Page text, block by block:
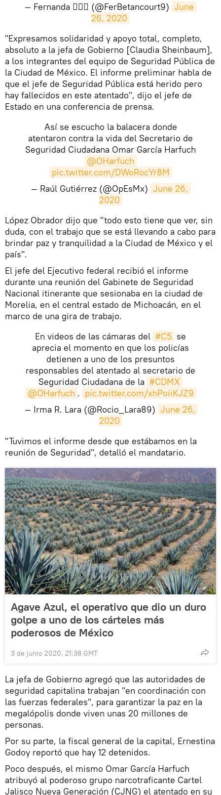
— Fernanda 🙋🏻‍♀️ (@FerBetancourt9) June
26, 2020
"Expresamos solidaridad y apoyo total, completo,
absoluto a la jefa de Gobierno [Claudia Sheinbaum],
a los integrantes del equipo de Seguridad Pública de
la Ciudad de México. El informe preliminar habla de
que el jefe de Seguridad Pública está herido pero
hay fallecidos en este atentado", dijo el jefe de
Estado en una conferencia de prensa.
Así se escucho la balacera donde
atentaron contra la vida del Secretario de
Seguridad Ciudadana Omar García Harfuch
@OHarfuch
pic.twitter.com/DWoRocYr8M
— Raúl Gutiérrez (@OpEsMx) June 26,
2020
López Obrador dijo que "todo esto tiene que ver, sin
duda, con el trabajo que se está llevando a cabo para
brindar paz y tranquilidad a la Ciudad de México y el
país".
El jefe del Ejecutivo federal recibió el informe
durante una reunión del Gabinete de Seguridad
Nacional itinerante que sesionaba en la ciudad de
Morelia, en el central estado de Michoacán, en el
marco de una gira de trabajo.
En videos de las cámaras del #C5 se
aprecia el momento en que los policías
detienen a uno de los presuntos
responsables del atentado al secretario de
Seguridad Ciudadana de la #CDMX
@OHarfuch . pic.twitter.com/xhPoiiKJZ9
— Irma R. Lara (@Rocio_Lara89) June 26,
2020
​"Tuvimos el informe desde que estábamos en la
reunión de Seguridad", detalló el mandatario.
Agave Azul, el operativo que dio un duro
golpe a uno de los cárteles más
poderosos de México
3 de junio 2020, 21:38 GMT
La jefa de Gobierno agregó que las autoridades de
seguridad capitalina trabajan "en coordinación con
las fuerzas federales", para garantizar la paz en la
megalópolis donde viven unas 20 millones de
personas.
Por su parte, la fiscal general de la capital, Ernestina
Godoy reportó que hay 12 detenidos.
Poco después, el mismo Omar García Harfuch
atribuyó al poderoso grupo narcotraficante Cartel
Jalisco Nueva Generación (CJNG) el atentado en su